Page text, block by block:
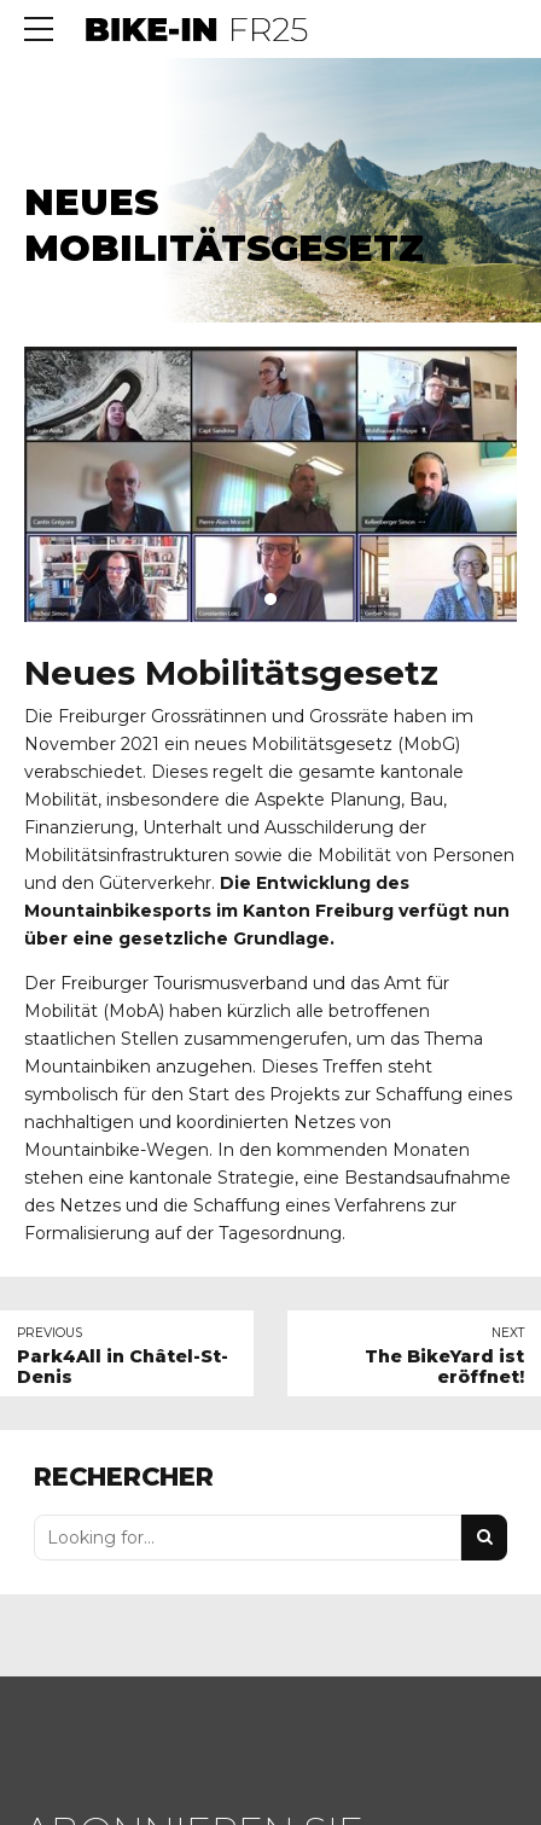
NEUES
MOBILITÄTSGESETZ
Neues Mobilitätsgesetz
Die Freiburger Grossrätinnen und Grossräte haben im
November 2021 ein neues Mobilitätsgesetz (MobG)
verabschiedet. Dieses regelt die gesamte kantonale
Mobilität, insbesondere die Aspekte Planung, Bau,
Finanzierung, Unterhalt und Ausschilderung der
Mobilitätsinfrastrukturen sowie die Mobilität von Personen
und den Güterverkehr. Die Entwicklung des
Mountainbikesports im Kanton Freiburg verfügt nun
über eine gesetzliche Grundlage.
Der Freiburger Tourismusverband und das Amt für
Mobilität (MobA) haben kürzlich alle betroffenen
staatlichen Stellen zusammengerufen, um das Thema
Mountainbiken anzugehen. Dieses Treffen steht
symbolisch für den Start des Projekts zur Schaffung eines
nachhaltigen und koordinierten Netzes von
Mountainbike-Wegen. In den kommenden Monaten
stehen eine kantonale Strategie, eine Bestandsaufnahme
des Netzes und die Schaffung eines Verfahrens zur
Formalisierung auf der Tagesordnung.
PREVIOUS
Park4All in Châtel-St-
Denis
NEXT
The BikeYard ist
eröffnet!
RECHERCHER